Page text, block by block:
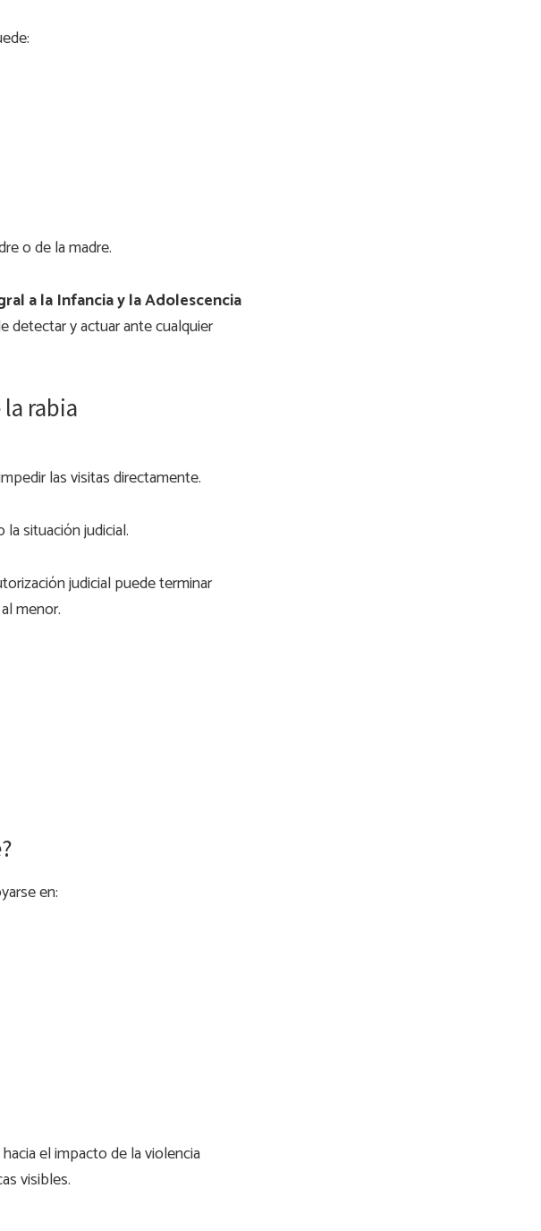
o de la madre.
a la Infancia y la Adolescencia
detectar y actuar ante cualquier
rabia
las visitas directamente.
situación judicial.
judicial puede terminar
menor.
en:
el impacto de la violencia
visibles.